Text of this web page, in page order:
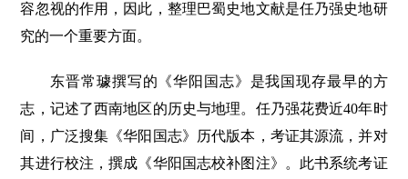
容忽视的作用，因此，整理巴蜀史地文献是任乃强史地研
究的一个重要方面。
东晋常璩撰写的《华阳国志》是我国现存最早的方
志，记述了西南地区的历史与地理。任乃强花费近40年时
间，广泛搜集《华阳国志》历代版本，考证其源流，并对
其进行校注，撰成《华阳国志校补图注》。此书系统考证